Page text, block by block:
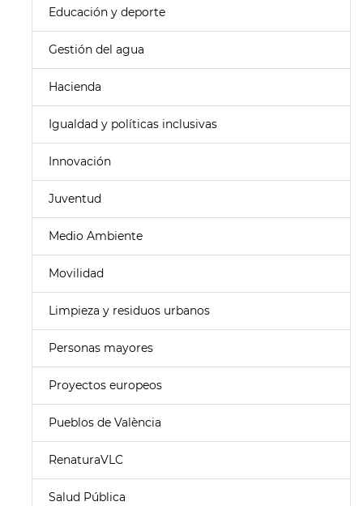
Educación y deporte
Gestión del agua
Hacienda
Igualdad y políticas inclusivas
Innovación
Juventud
Medio Ambiente
Movilidad
Limpieza y residuos urbanos
Personas mayores
Proyectos europeos
Pueblos de València
RenaturaVLC
Salud Pública